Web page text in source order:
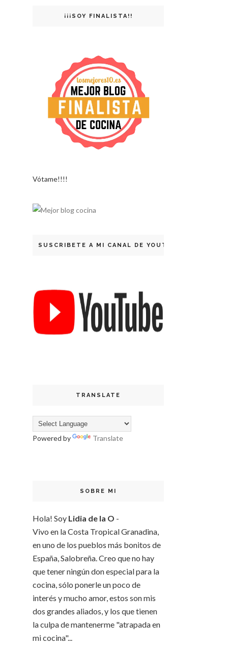
¡¡¡SOY FINALISTA!!
Vótame!!!!
SUSCRIBETE A MI CANAL DE YOUTUBE
TRANSLATE
Powered by Translate
SOBRE MI
Hola! Soy Lidia de la O -
Vivo en la Costa Tropical Granadina,
en uno de los pueblos más bonitos de
España, Salobreña. Creo que no hay
que tener ningún don especial para la
cocina, sólo ponerle un poco de
interés y mucho amor, estos son mis
dos grandes aliados, y los que tienen
la culpa de mantenerme "atrapada en
mi cocina"...